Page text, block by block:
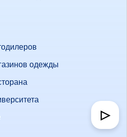
одежды
▷